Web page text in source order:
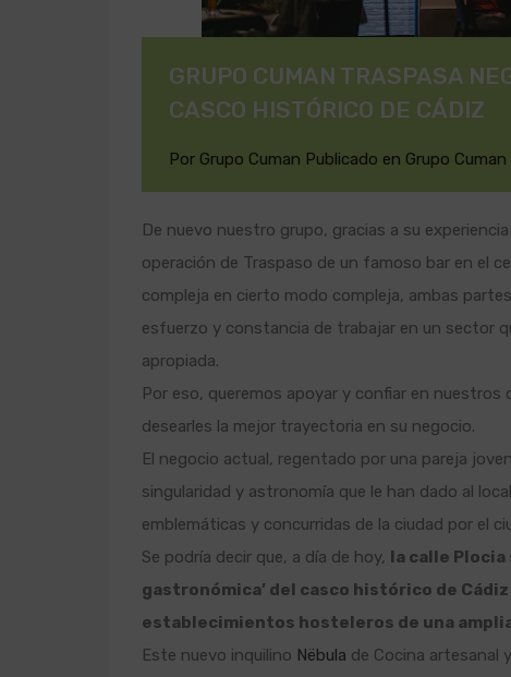
GRUPO CUMAN TRASPASA
CASCO HISTÓRICO DE CÁDIZ
Por Grupo Cuman Publicado en Grupo Cuman
De nuevo nuestro grupo, gracias a su
operación de Traspaso de un famoso bar en el
compleja en cierto modo compleja, ambas
esfuerzo y constancia de trabajar en un sector
apropiada.
Por eso, queremos apoyar y confiar en
desearles la mejor trayectoria en su negocio.
El negocio actual, regentado por una pareja
singularidad y astronomía que le han dado al
emblemáticas y concurridas de la ciudad por el
Se podría decir que, a día de hoy, la calle Plocia
gastronómica’ del casco histórico de Cádiz
establecimientos hosteleros de una
Este nuevo inquilino Nëbula de Cocina artesanal